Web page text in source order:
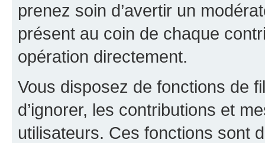
prenez soin d’avertir un
présent au coin de chaque
opération directement.
Vous disposez de fonctions de
d’ignorer, les contributions et
utilisateurs. Ces fonctions sont